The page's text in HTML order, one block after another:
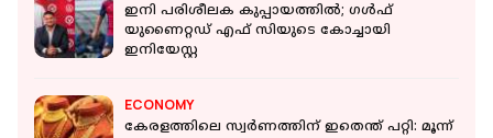
ഇനി പരിശീലക കുപ്പായത്തിൽ; ഗൾഫ്
യുണൈറ്റഡ് എഫ് സിയുടെ കോച്ചായി
ഇനിയേസ്റ്റ
ECONOMY
കേരളത്തിലെ സ്വർണത്തിന് ഇതെന്ത് പറ്റി: മൂന്ന്